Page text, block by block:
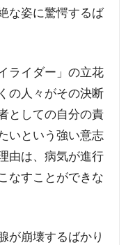
な姿に驚愕するば
ライダー」の立花
の人々がその決断
としての自分の責
いという強い意志
由は、病気が進行
なすことができな
が崩壊するばかり